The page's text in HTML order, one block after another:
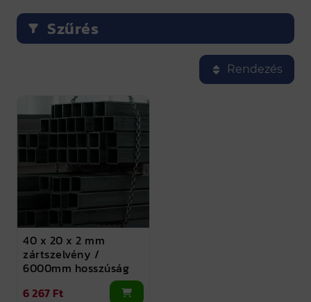
Szűrés
Rendezés
40 x 20 x 2 mm
zártszelvény /
6000mm hosszúság
6 267 Ft